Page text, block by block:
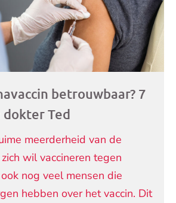
betrouwbaar? 7
dokter Ted
meerderheid van de
wil vaccineren tegen
nog veel mensen die
hebben over het vaccin. Dit